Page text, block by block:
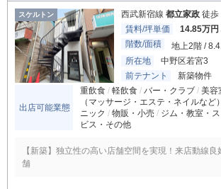
スケルトン 西武新宿線 都立家政 徒歩
賃料/坪単価
14.85万円
階数/面積
地上2階 /
所在地
中野区若宮3
前テナント
新築物件
出店可能業態
重飲食 軽飲食 バー・クラブ 美容
（マッサージ・エステ・ネイルなど）
ニック
物販・小売 ジム・教室・
ビス・その他
【新築】独立性の高い店舗空間を実現！来店動線
舗